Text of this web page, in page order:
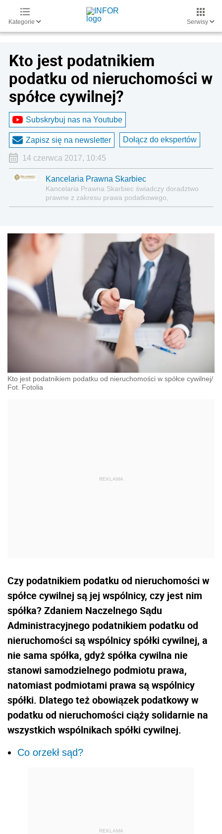
Kategorie Serwisy
Kto jest podatnikiem
podatku od nieruchomości w
spółce cywilnej?
Subskrybuj nas na Youtube
Zapisz się na newsletter Dołącz do ekspertów
14 czerwca 2017, 10:45
Kancelaria Prawna Skarbiec
Kancelaria Prawna Skarbiec świadczy doradztwo
prawne z zakresu prawa podatkowego,
gospodarczego, cywilnego i karnego.
Kto jest podatnikiem podatku od nieruchomości w spółce cywilnej/
Fot. Fotolia
Czy podatnikiem podatku od nieruchomości w
spółce cywilnej są jej wspólnicy, czy jest nim
spółka? Zdaniem Naczelnego Sądu
Administracyjnego podatnikiem podatku od
nieruchomości są wspólnicy spółki cywilnej, a
nie sama spółka, gdyż spółka cywilna nie
stanowi samodzielnego podmiotu prawa,
natomiast podmiotami prawa są wspólnicy
spółki. Dlatego też obowiązek podatkowy w
podatku od nieruchomości ciąży solidarnie na
wszystkich wspólnikach spółki cywilnej.
Co orzekł sąd?
REKLAMA